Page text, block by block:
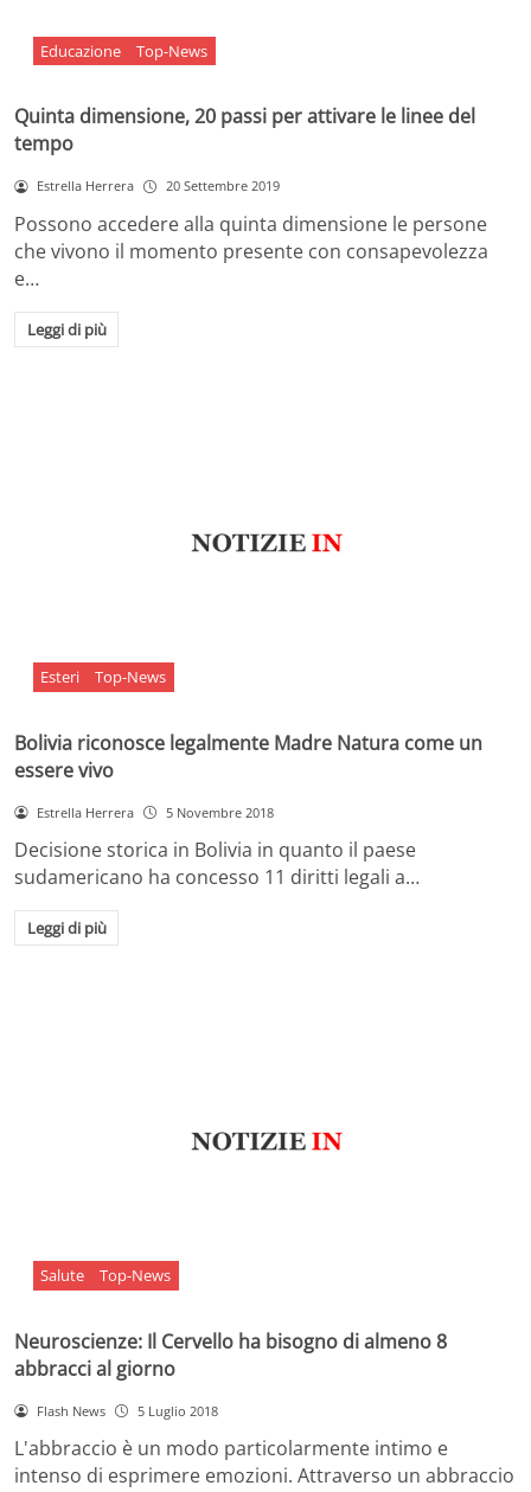
Educazione Top-News
Quinta dimensione, 20 passi per attivare le linee del
tempo
Estrella Herrera 20 Settembre 2019
Possono accedere alla quinta dimensione le persone
che vivono il momento presente con consapevolezza
e…
Leggi di più
Esteri Top-News
Bolivia riconosce legalmente Madre Natura come un
essere vivo
Estrella Herrera 5 Novembre 2018
Decisione storica in Bolivia in quanto il paese
sudamericano ha concesso 11 diritti legali a…
Leggi di più
Salute Top-News
Neuroscienze: Il Cervello ha bisogno di almeno 8
abbracci al giorno
Flash News 5 Luglio 2018
L'abbraccio è un modo particolarmente intimo e
intenso di esprimere emozioni. Attraverso un abbraccio